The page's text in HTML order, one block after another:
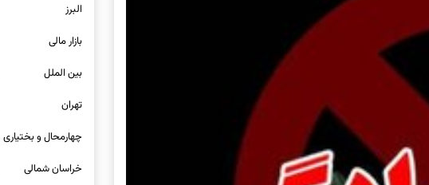
البرز
بازار مالی
بین الملل
تهران
چهارمحال و بختیاری
خراسان شمالی